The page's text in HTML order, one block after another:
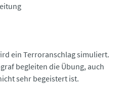
ein Terroranschlag simuliert.
begleiten die Übung, auch
sehr begeistert ist.